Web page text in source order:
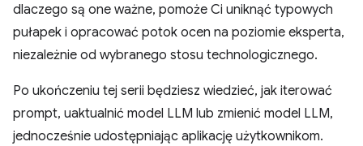
dlaczego są one ważne, pomoże Ci uniknąć typowych
pułapek i opracować potok ocen na poziomie eksperta,
niezależnie od wybranego stosu technologicznego.
Po ukończeniu tej serii będziesz wiedzieć, jak iterować
prompt, uaktualnić model LLM lub zmienić model LLM,
jednocześnie udostępniając aplikację użytkownikom.